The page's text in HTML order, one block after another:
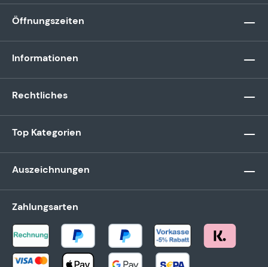
Öffnungszeiten
Informationen
Rechtliches
Top Kategorien
Auszeichnungen
Zahlungsarten